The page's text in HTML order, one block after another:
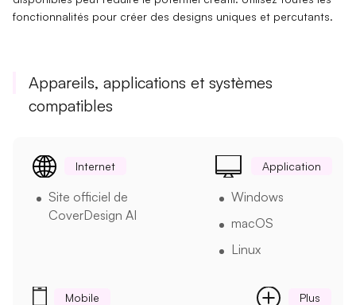
fonctionnalités pour créer des designs uniques et percutants.
Appareils, applications et systèmes
compatibles
Internet
Site officiel de
CoverDesign AI
Application
Windows
macOS
Linux
Mobile Plus